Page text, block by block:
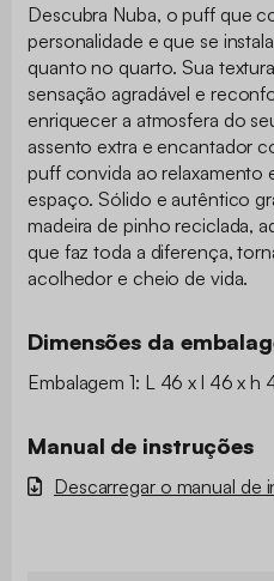
Descubra Nuba, o puff que
personalidade e que se
quanto no quarto. Sua
sensação agradável e
enriquecer a atmosfera do
assento extra e encantador
puff convida ao relaxamento
espaço. Sólido e autêntico
madeira de pinho reciclada,
que faz toda a diferença,
acolhedor e cheio de vida.
Dimensões da
Embalagem 1: L 46 x l 46 x
Manual de instruções
Descarregar o manual de